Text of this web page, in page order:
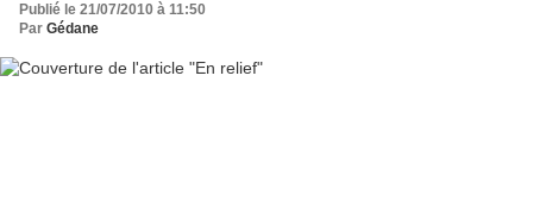
Publié le 21/07/2010 à 11:50
Par Gédane